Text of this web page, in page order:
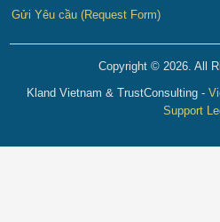
Gửi Yêu cầu (Request Form)
Copyright © 2026. All
Kland Vietnam & TrustConsulting -
Support